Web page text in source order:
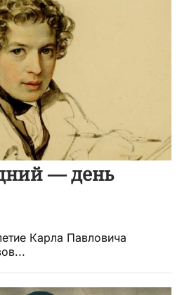
— день
Карла Павловича